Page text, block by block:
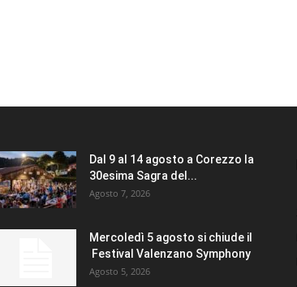
Dal 9 al 14 agosto a Corezzo la
30esima Sagra del...
Agosto 7, 2026
Mercoledì 5 agosto si chiude il
Festival Valenzano Symphony
Agosto 5, 2026